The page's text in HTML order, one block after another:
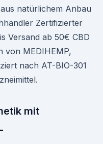
natürlichem Anbau
Zertifizierter
Versand ab 50€ CBD
von MEDIHEMP,
nach AT-BIO-301
mit